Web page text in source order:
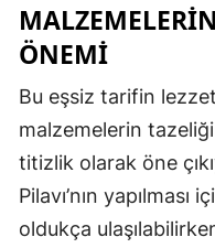
ÖNEMİ
Bu eşsiz tarifin
malzemelerin
titizlik olarak öne
Pilavı’nın
oldukça